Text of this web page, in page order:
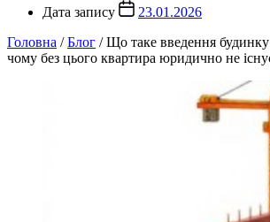
Дата запису
23.01.2026
Головна /Блог /Що таке введення будинку
чому без цього квартира юридично не